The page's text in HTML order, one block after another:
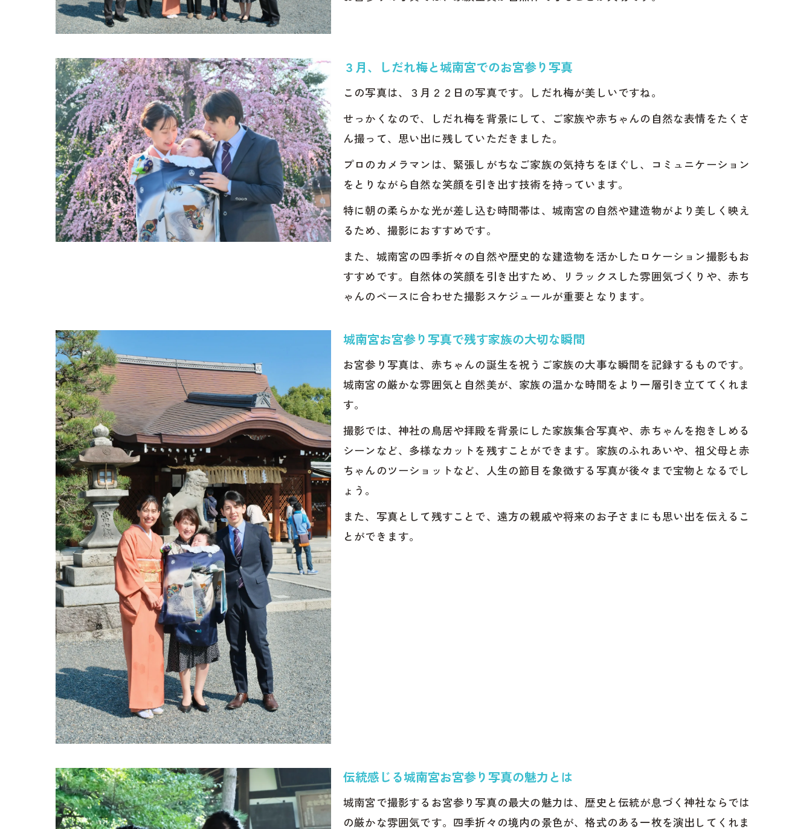
自然な表情を引き出す城南宮お宮参り撮影法
リラックスして撮れる城南宮お宮参り写真の秘訣
城南宮お宮参りで自然な雰囲気を演出するコツ
お宮参り写真ならデータ納品や衣装も安心
城南宮お宮参り写真データ納品の安心ポイント
衣装レンタルも対応の城南宮お宮参り撮影
データ納品で手軽な城南宮お宮参り写真の魅力
城南宮お宮参りはいつがいい？
3月中旬から4月の城南宮お宮参り
高品質写真で思い出に残るお宮参り体験を
城南宮お宮参りで高品質写真を残す秘訣
一生の思い出に城南宮お宮参り写真を選ぶ理由
城南宮お宮参り写真で心に残る体験を実現
高品質な家族写真が叶う城南宮お宮参り撮影
城南宮お宮参りプランに付属している20ページ写真集（フォトブック）
城南宮撮影で後悔しない予約前のチェックポイント
城南宮お宮参り写真の予約で確認すべき事前準備
後悔しないための城南宮お宮参り撮影予約方法
城南宮お宮参り当日の心配：雨や体調不良の場合
城南宮お宮参り写真の最近のスタイル
安心して任せるための城南宮お宮参り相談法
見ているだけで幸せな気持ちになる写真キキフォトワークス
キキフォトワークス
監修者：池田一喜
３月、しだれ梅と城南宮でのお宮参り写真
この写真は、３月２２日の写真です。しだれ梅が美しいですね。
せっかくなので、しだれ梅を背景にして、ご家族や赤ちゃんの自然な表情をたくさ
ん撮って、思い出に残していただきました。
プロのカメラマンは、緊張しがちなご家族の気持ちをほぐし、コミュニケーション
をとりながら自然な笑顔を引き出す技術を持っています。
特に朝の柔らかな光が差し込む時間帯は、城南宮の自然や建造物がより美しく映え
るため、撮影におすすめです。
また、城南宮の四季折々の自然や歴史的な建造物を活かしたロケーション撮影もお
すすめです。自然体の笑顔を引き出すため、リラックスした雰囲気づくりや、赤ち
ゃんのペースに合わせた撮影スケジュールが重要となります。
城南宮お宮参り写真で残す家族の大切な瞬間
お宮参り写真は、赤ちゃんの誕生を祝うご家族の大事な瞬間を記録するものです。
城南宮の厳かな雰囲気と自然美が、家族の温かな時間をより一層引き立ててくれま
す。
撮影では、神社の鳥居や拝殿を背景にした家族集合写真や、赤ちゃんを抱きしめる
シーンなど、多様なカットを残すことができます。家族のふれあいや、祖父母と赤
ちゃんのツーショットなど、人生の節目を象徴する写真が後々まで宝物となるでし
ょう。
また、写真として残すことで、遠方の親戚や将来のお子さまにも思い出を伝えるこ
とができます。
伝統感じる城南宮お宮参り写真の魅力とは
城南宮で撮影するお宮参り写真の最大の魅力は、歴史と伝統が息づく神社ならでは
の厳かな雰囲気です。四季折々の境内の景色が、格式のある一枚を演出してくれま